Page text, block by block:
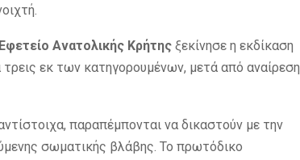
Ανατολικής Κρήτης ξεκίνησε η εκδίκαση
εκ των κατηγορουμένων, μετά από αναίρεση
παραπέμπονται να δικαστούν με την
σωματικής βλάβης. Το πρωτόδικο